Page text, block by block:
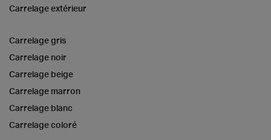
Carrelage extérieur
Carrelage gris
Carrelage noir
Carrelage beige
Carrelage marron
Carrelage blanc
Carrelage coloré